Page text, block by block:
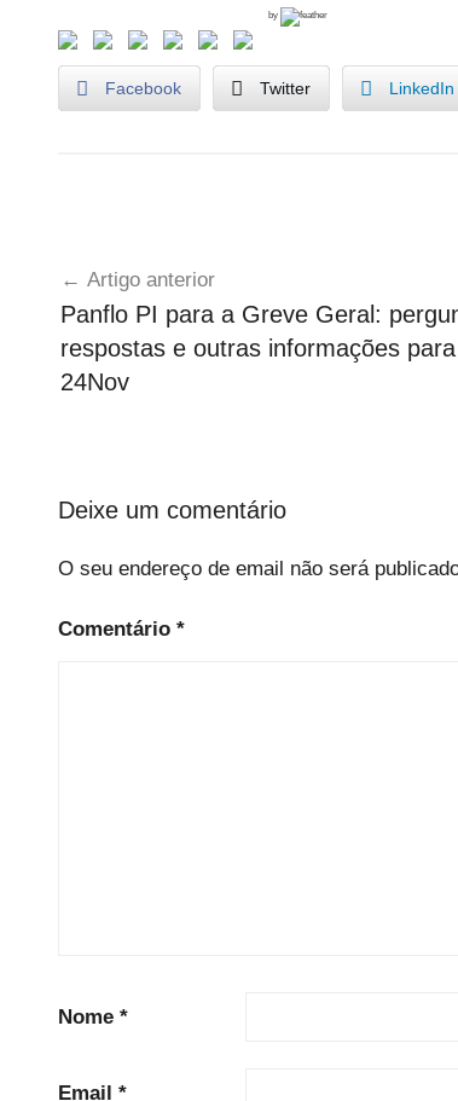
s
by
Facebook Twitter LinkedIn
c
a
t
e
i
e
artigos
Artigo anterior
Panflo PI para a Greve Geral:
respostas e outras informações para
24Nov
Deixe um comentário
O seu endereço de email não será
Comentário *
Nome *
Email *